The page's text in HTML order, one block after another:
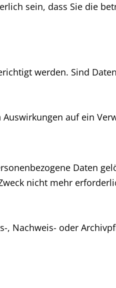
sein, dass Sie die
werden. Sind
auf ein
Daten
nicht mehr
, Nachweis- oder